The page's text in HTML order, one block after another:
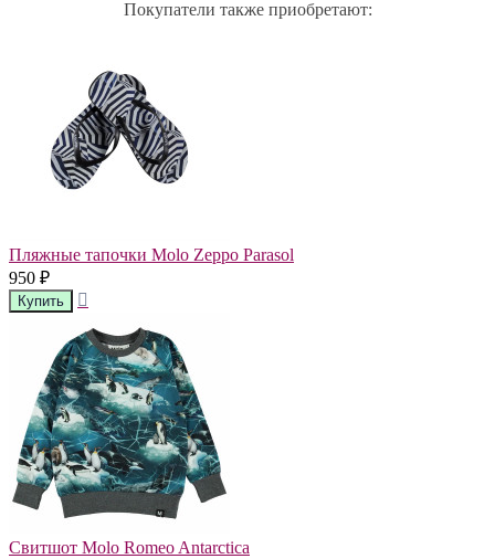
Покупатели также приобретают:
Пляжные тапочки Molo Zeppo Parasol
950 ₽
Свитшот Molo Romeo Antarctica